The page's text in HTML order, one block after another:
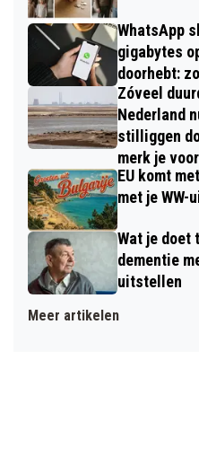
WhatsApp
gigabytes
doorhebt:
Zóveel
Nederland
stilliggen
merk je
contract
EU komt
met je
Wat je doet
dementie
uitstellen
Meer artikelen